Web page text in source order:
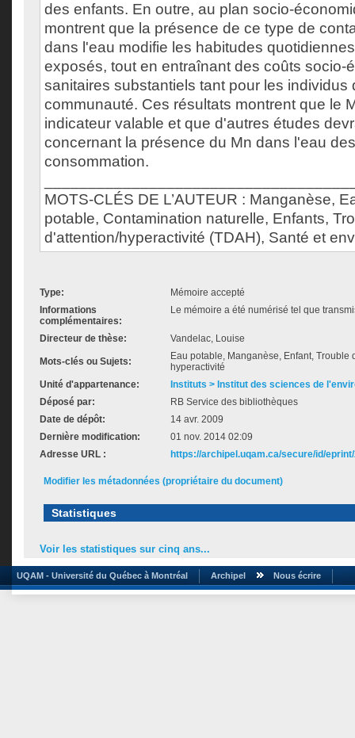
des enfants. En outre, au plan socio-
montrent que la présence de ce type de
dans l'eau modifie les habitudes
exposés, tout en entraînant des coûts socio-
sanitaires substantiels tant pour les individus
communauté. Ces résultats montrent que le
indicateur valable et que d'autres études
concernant la présence du Mn dans l'eau
consommation.
MOTS-CLÉS DE L’AUTEUR : Manganèse,
potable, Contamination naturelle, Enfants,
d'attention/hyperactivité (TDAH), Santé et
Type:
Mémoire accepté
Informations
complémentaires:
Le mémoire a été numérisé tel que
Directeur de thèse: Vandelac, Louise
Mots-clés ou Sujets:
Eau potable, Manganèse, Enfant, Trouble
hyperactivité
Unité d'appartenance:
Instituts > Institut des sciences de
Déposé par:
RB Service des bibliothèques
Date de dépôt:
14 avr. 2009
Dernière modification:
01 nov. 2014 02:09
Adresse URL :
https://archipel.uqam.ca/secure/id/
Modifier les métadonnées (propriétaire du document)
Statistiques
Voir les statistiques sur cinq ans...
UQAM - Université du Québec à Montréal Archipel Nous écrire